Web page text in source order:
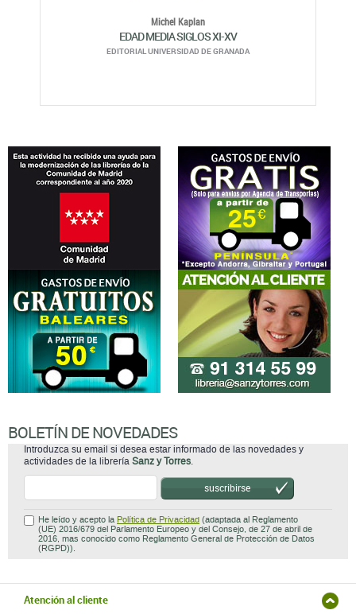
Michel Kaplan
EDAD MEDIA SIGLOS XI-XV
EDITORIAL UNIVERSIDAD DE GRANADA
BOLETÍN DE NOVEDADES
Introduzca su email si desea estar informado de las novedades y
actividades de la librería Sanz y Torres.
suscribirse
He leído y acepto la Política de Privacidad (adaptada al Reglamento
(UE) 2016/679 del Parlamento Europeo y del Consejo, de 27 de abril de
2016, mas conocido como Reglamento General de Protección de Datos
(RGPD)).
Atención al cliente